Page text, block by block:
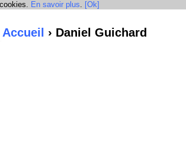
En savoir plus. [Ok]
Accueil › Daniel Guichard